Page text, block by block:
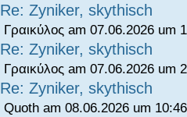
Re: Zyniker, skythisch
Γραικύλος am 07.06.2026 um
Re: Zyniker, skythisch
Γραικύλος am 07.06.2026 um
Re: Zyniker, skythisch
Quoth am 08.06.2026 um